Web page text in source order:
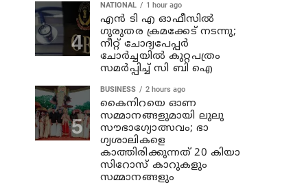
NATIONAL 1 hour ago
എന്‍ ടി എ ഓഫീസില്‍
ഗുരുതര ക്രമക്കേട് നടന്നു;
നീറ്റ് ചോദ്യപേപ്പര്‍
ചോര്‍ച്ചയില്‍ കുറ്റപത്രം
സമര്‍പ്പിച്ച് സി ബി ഐ
BUSINESS 2 hours ago
കൈനിറയെ ഓണ
സമ്മാനങ്ങളുമായി ലുലു
സൗഭാ​ഗ്യോത്സവം; ഭാ​
ഗ്യശാലികളെ
കാത്തിരിക്കുന്നത് 20 കിയാ
സിറോസ് കാറുകളും
സമ്മാനങ്ങളും